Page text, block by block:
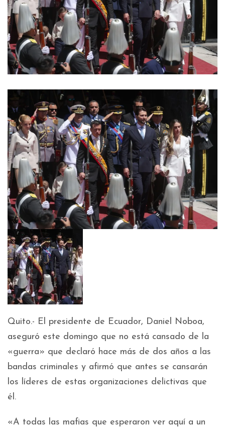
Quito.- El presidente de Ecuador, Daniel Noboa,
aseguró este domingo que no está cansado de la
«guerra» que declaró hace más de dos años a las
bandas criminales y afirmó que antes se cansarán
los líderes de estas organizaciones delictivas que
él.
«A todas las mafias que esperaron ver aquí a un